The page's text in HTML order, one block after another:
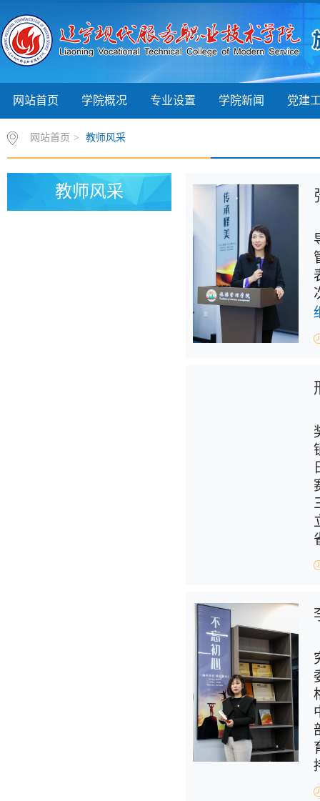
网站首页 学院概况 专业设置 学院新闻 党建
网站首页 > 教师风采
教师风采